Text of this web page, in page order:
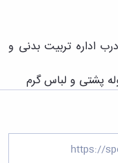
درب اداره تربیت بدنی و
پشتی و لباس گرم